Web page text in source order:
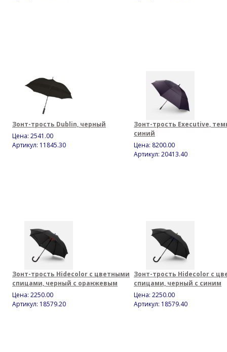
Зонт-трость Dublin, черный
Цена: 2541.00
Артикул: 11845.30
Зонт-трость Executive,
синий
Цена: 8200.00
Артикул: 20413.40
Зонт-трость Hidecolor с цветными
спицами, черный с оранжевым
Цена: 2250.00
Артикул: 18579.20
Зонт-трость Hidecolor с
спицами, черный с синим
Цена: 2250.00
Артикул: 18579.40